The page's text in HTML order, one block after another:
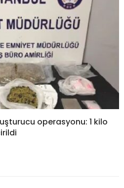
operasyonu: 1 kilo